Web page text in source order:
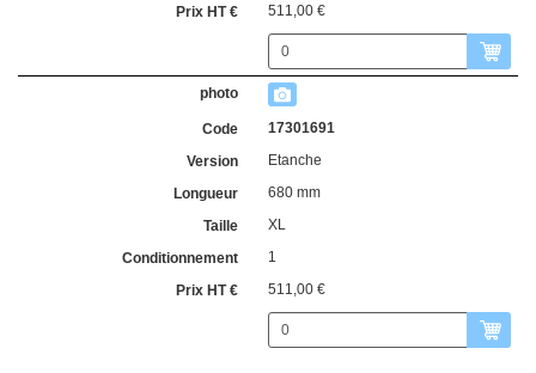
511,00 €
17301691
Etanche
680 mm
XL
1
511,00 €